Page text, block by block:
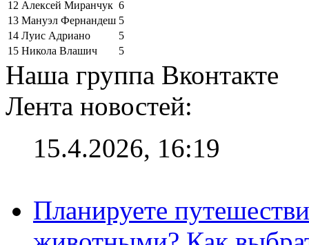
12 Алексей Миранчук 6
13 Мануэл Фернандеш 5
14 Луис Адриано
5
15 Никола Влашич 5
Наша группа Вконтакте
Лента новостей:
15.4.2026, 16:19
Планируете